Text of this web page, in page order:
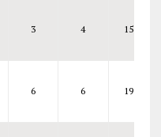
3 4 15
6 6 19